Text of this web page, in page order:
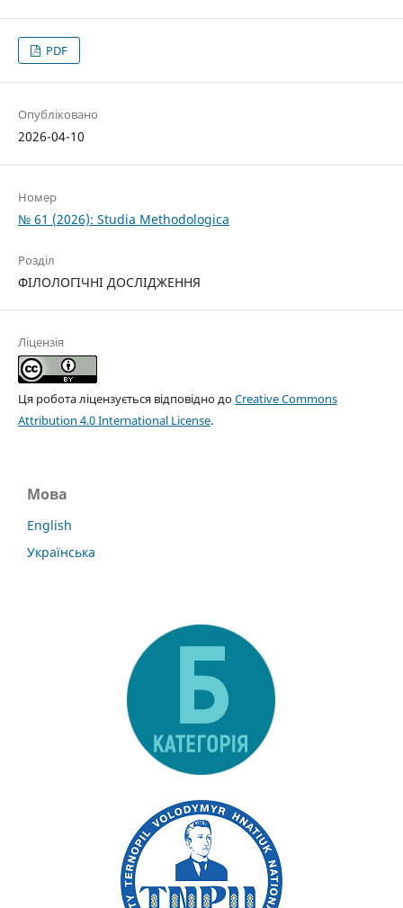
PDF
Опубліковано
2026-04-10
Номер
№ 61 (2026): Studia Methodologica
Розділ
ФІЛОЛОГІЧНІ ДОСЛІДЖЕННЯ
Ліцензія
Ця робота ліцензується відповідно доCreative Commons
Attribution 4.0 International License.
Мова
English
Українська